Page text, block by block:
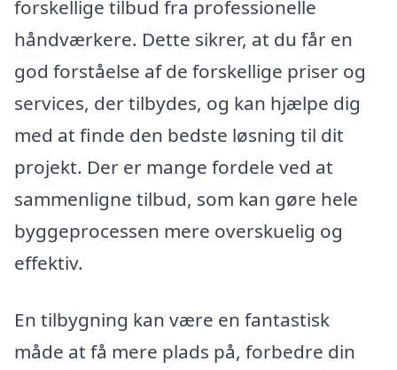
forskellige tilbud fra professionelle
håndværkere. Dette sikrer, at du får en
god forståelse af de forskellige priser og
services, der tilbydes, og kan hjælpe dig
med at finde den bedste løsning til dit
projekt. Der er mange fordele ved at
sammenligne tilbud, som kan gøre hele
byggeprocessen mere overskuelig og
effektiv.
En tilbygning kan være en fantastisk
måde at få mere plads på, forbedre din